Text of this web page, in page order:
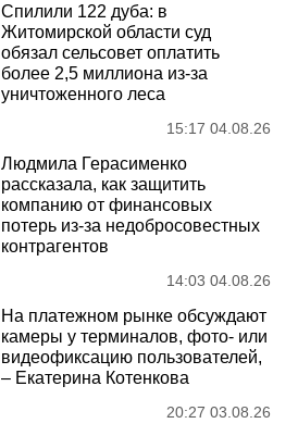
Спилили 122 дуба: в
Житомирской области суд
обязал сельсовет оплатить
более 2,5 миллиона из-за
уничтоженного леса
15:17 04.08.26
Людмила Герасименко
рассказала, как защитить
компанию от финансовых
потерь из-за недобросовестных
контрагентов
14:03 04.08.26
На платежном рынке обсуждают
камеры у терминалов, фото- или
видеофиксацию пользователей,
– Екатерина Котенкова
20:27 03.08.26